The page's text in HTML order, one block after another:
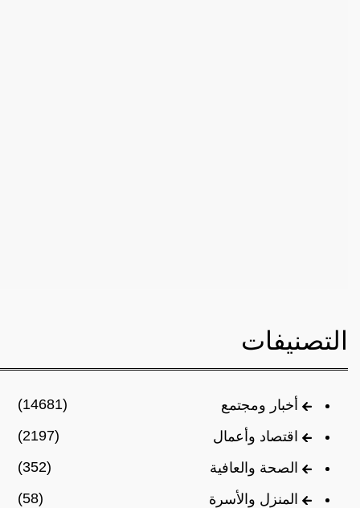
التصنيفات
أخبار ومجتمع
(14681)
اقتصاد وأعمال
(2197)
الصحة والعافية
(352)
المنزل والأسرة
(58)